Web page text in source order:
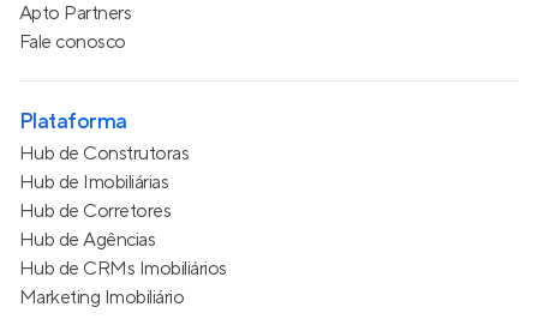
Apto Partners
Fale conosco
Plataforma
Hub de Construtoras
Hub de Imobiliárias
Hub de Corretores
Hub de Agências
Hub de CRMs Imobiliários
Marketing Imobiliário